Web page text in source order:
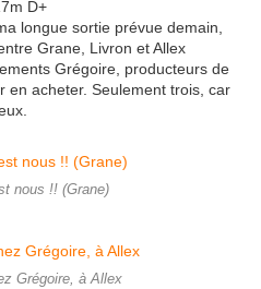
D+
longue sortie prévue demain,
Grane, Livron et Allex
Grégoire, producteurs de
en acheter. Seulement trois, car
nous !! (Grane)
Grégoire, à Allex